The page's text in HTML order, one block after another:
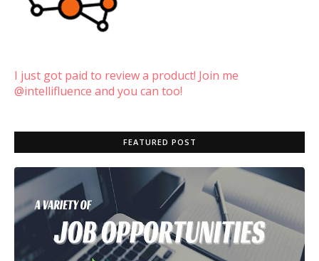
I just got paid to review a product! Join me
@intellifluence and you can too!
FEATURED POST